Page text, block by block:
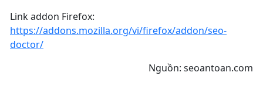
Link addon Firefox:
https://addons.mozilla.org/vi/firefox/addon/seo-
doctor/
Nguồn: seoantoan.com